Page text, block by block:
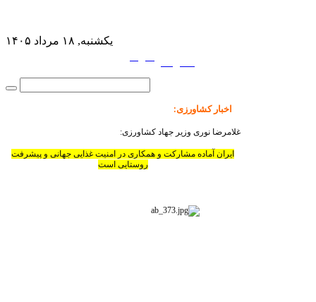
یکشنبه, ۱۸ مرداد ۱۴۰۵
اخبار کشاورزی:
غلامرضا نوری وزیر جهاد کشاورزی:
ایران آماده مشارکت و همکاری در امنیت غذایی جهانی و پیشرفت
روستایی است